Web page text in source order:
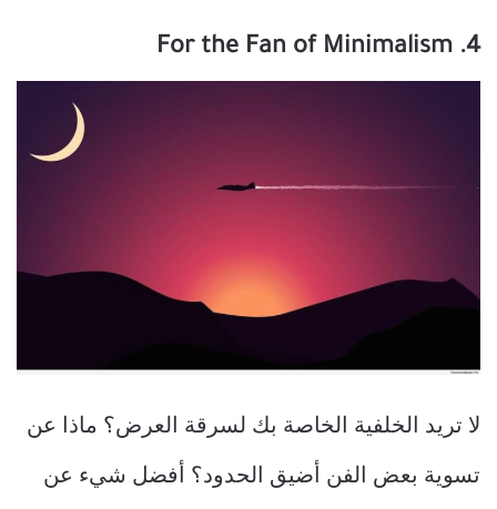
4. For the Fan of Minimalism
لا تريد الخلفية الخاصة بك لسرقة العرض؟ ماذا عن
تسوية بعض الفن أضيق الحدود؟ أفضل شيء عن